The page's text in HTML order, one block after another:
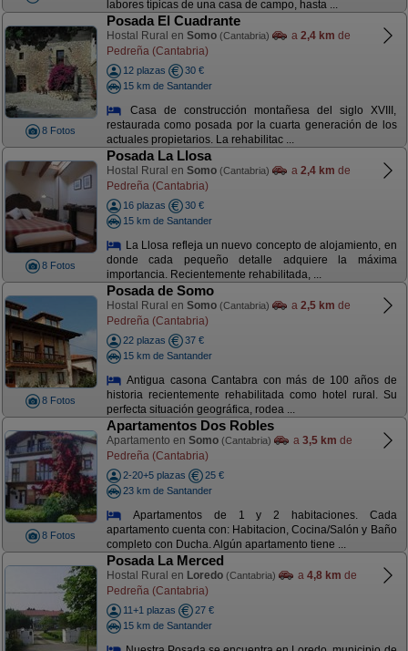
labores típicas de una casa de campo, hasta ...
8 Fotos
Posada El Cuadrante
Hostal Rural en Somo (Cantabria) a 2,4 km de
Pedreña (Cantabria)
12 plazas
30 €
15 km de Santander
Casa de construcción montañesa del siglo XVIII,
restaurada como posada por la cuarta generación de los
actuales propietarios. La rehabilitac ...
8 Fotos
Posada La Llosa
Hostal Rural en Somo (Cantabria) a 2,4 km de
Pedreña (Cantabria)
16 plazas
30 €
15 km de Santander
La Llosa refleja un nuevo concepto de alojamiento, en
donde cada pequeño detalle adquiere la máxima
importancia. Recientemente rehabilitada, ...
8 Fotos
Posada de Somo
Hostal Rural en Somo (Cantabria) a 2,5 km de
Pedreña (Cantabria)
22 plazas
37 €
15 km de Santander
Antigua casona Cantabra con más de 100 años de
historia recientemente rehabilitada como hotel rural. Su
perfecta situación geográfica, rodea ...
8 Fotos
Apartamentos Dos Robles
Apartamento en Somo (Cantabria) a 3,5 km de
Pedreña (Cantabria)
2-20+5 plazas
25 €
23 km de Santander
Apartamentos de 1 y 2 habitaciones. Cada
apartamento cuenta con: Habitacion, Cocina/Salón y Baño
completo con Ducha. Algún apartamento tiene ...
Posada La Merced
Hostal Rural en Loredo (Cantabria) a 4,8 km de
Pedreña (Cantabria)
11+1 plazas
27 €
15 km de Santander